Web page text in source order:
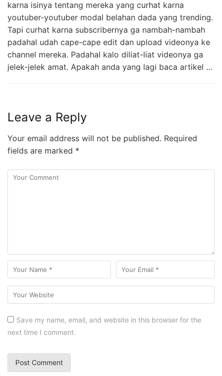
karna isinya tentang mereka yang curhat karna
youtuber-youtuber modal belahan dada yang trending.
Tapi curhat karna subscribernya ga nambah-nambah
padahal udah cape-cape edit dan upload videonya ke
channel mereka. Padahal kalo diliat-liat videonya ga
jelek-jelek amat. Apakah anda yang lagi baca artikel …
Leave a Reply
Your email address will not be published. Required
fields are marked *
Save my name, email, and website in this browser for the
next time I comment.